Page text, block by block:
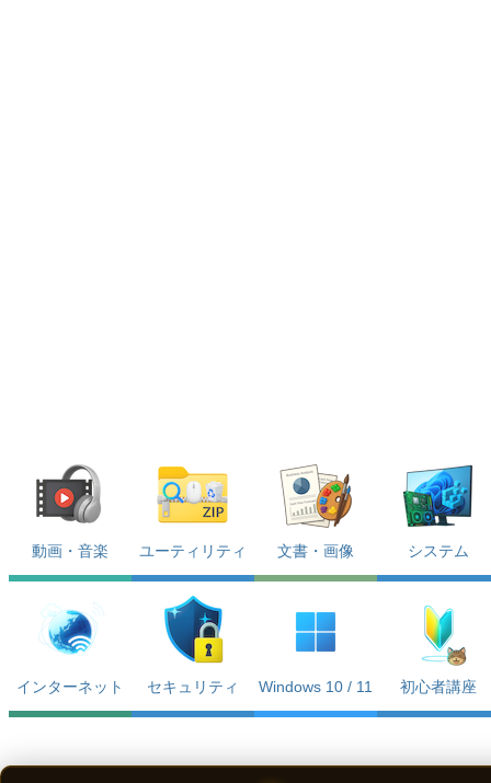
動画・音楽 ユーティリティ 文書・画像 システム
インターネット セキュリティ Windows 10 / 11 初心者講座